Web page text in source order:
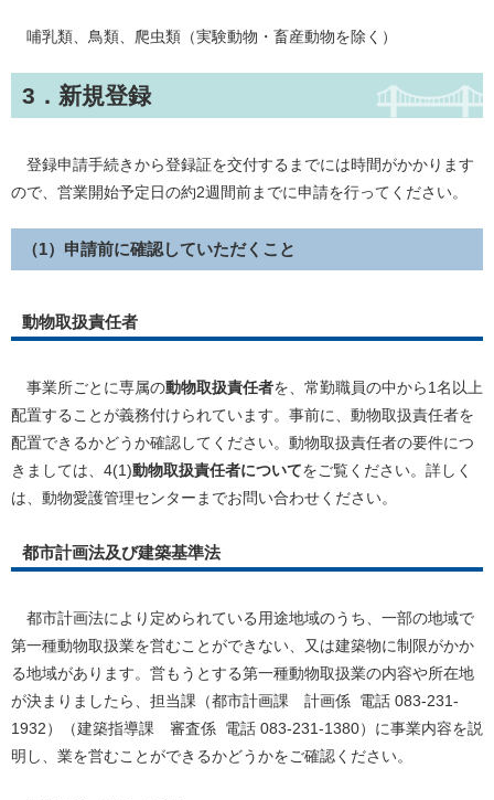
哺乳類、鳥類、爬虫類（実験動物・畜産動物を除く）
3．新規登録
登録申請手続きから登録証を交付するまでには時間がかかります
ので、営業開始予定日の約2週間前までに申請を行ってください。
（1）申請前に確認していただくこと
動物取扱責任者
事業所ごとに専属の動物取扱責任者を、常勤職員の中から1名以上
配置することが義務付けられています。事前に、動物取扱責任者を
配置できるかどうか確認してください。動物取扱責任者の要件につ
きましては、4(1)動物取扱責任者についてをご覧ください。詳しく
は、動物愛護管理センターまでお問い合わせください。
都市計画法及び建築基準法
都市計画法により定められている用途地域のうち、一部の地域で
第一種動物取扱業を営むことができない、又は建築物に制限がかか
る地域があります。営もうとする第一種動物取扱業の内容や所在地
が決まりましたら、担当課（都市計画課 計画係 電話 083-231-
1932）（建築指導課 審査係 電話 083-231-1380）に事業内容を説
明し、業を営むことができるかどうかをご確認ください。